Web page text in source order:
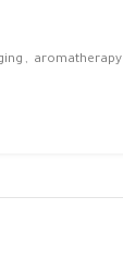
, aromatherapy